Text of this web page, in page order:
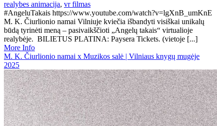
realybes animacija, vr filmas
#AngeluTakais https://www.youtube.com/watch?v=lgXnB_umKnE
M. K. Čiurlionio namai Vilniuje kviečia išbandyti visiškai unikalų
būdą tyrinėti meną – pasivaikščioti „Angelų takais“ virtualioje
realybėje. BILIETUS PLATINA: Paysera Tickets. (vietoje [...]
More Info
M. K. Čiurlionio namai x Muzikos salė | Vilniaus knygų mugėje
2025